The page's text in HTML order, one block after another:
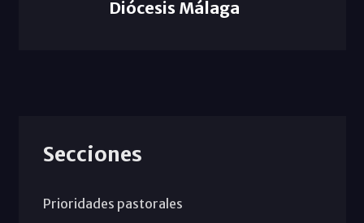
Diócesis Málaga
Secciones
Prioridades pastorales